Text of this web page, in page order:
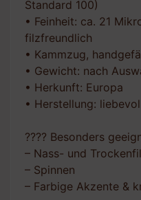
Standard 100)
• Feinheit: ca. 21
filzfreundlich
• Kammzug,
• Gewicht: nach
• Herkunft: Europa
• Herstellung:
???? Besonders
– Nass- und
– Spinnen
– Farbige Akzente &